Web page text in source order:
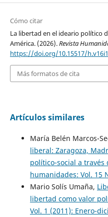
Cómo citar
La libertad en el ideario político
América. (2026).Revista
https://doi.org/10.15517/
Más formatos de cita
Artículos similares
María Belén Marcos-
liberal: Zaragoza,
político-social a través
humanidades: Vol. 15
Mario Solís Umaña,
libertad como valor
Vol. 1 (2011): Enero-